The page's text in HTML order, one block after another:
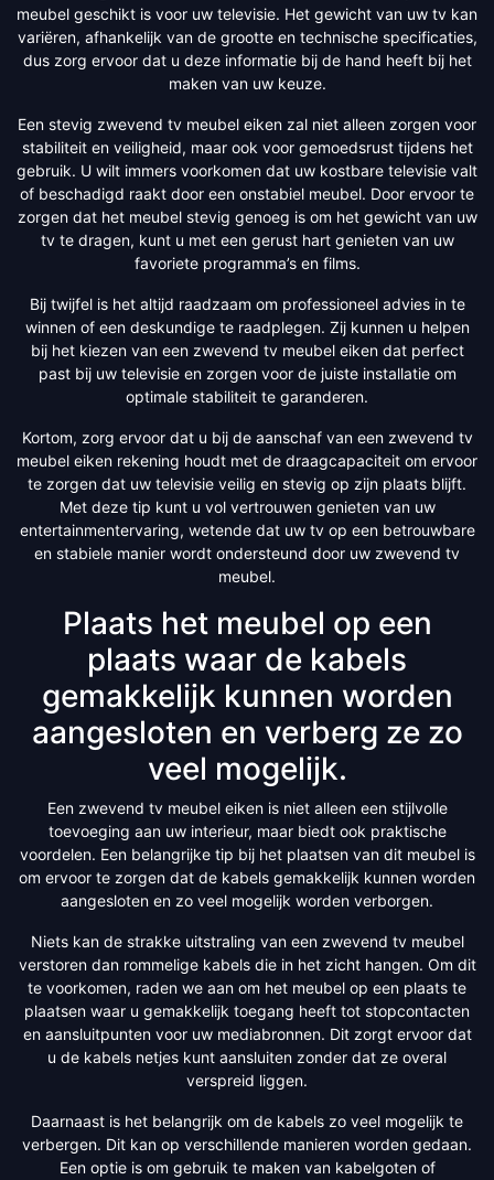
meubel geschikt is voor uw televisie. Het gewicht van uw tv kan
variëren, afhankelijk van de grootte en technische specificaties,
dus zorg ervoor dat u deze informatie bij de hand heeft bij het
maken van uw keuze.
Een stevig zwevend tv meubel eiken zal niet alleen zorgen voor
stabiliteit en veiligheid, maar ook voor gemoedsrust tijdens het
gebruik. U wilt immers voorkomen dat uw kostbare televisie valt
of beschadigd raakt door een onstabiel meubel. Door ervoor te
zorgen dat het meubel stevig genoeg is om het gewicht van uw
tv te dragen, kunt u met een gerust hart genieten van uw
favoriete programma’s en films.
Bij twijfel is het altijd raadzaam om professioneel advies in te
winnen of een deskundige te raadplegen. Zij kunnen u helpen
bij het kiezen van een zwevend tv meubel eiken dat perfect
past bij uw televisie en zorgen voor de juiste installatie om
optimale stabiliteit te garanderen.
Kortom, zorg ervoor dat u bij de aanschaf van een zwevend tv
meubel eiken rekening houdt met de draagcapaciteit om ervoor
te zorgen dat uw televisie veilig en stevig op zijn plaats blijft.
Met deze tip kunt u vol vertrouwen genieten van uw
entertainmentervaring, wetende dat uw tv op een betrouwbare
en stabiele manier wordt ondersteund door uw zwevend tv
meubel.
Plaats het meubel op een
plaats waar de kabels
gemakkelijk kunnen worden
aangesloten en verberg ze zo
veel mogelijk.
Een zwevend tv meubel eiken is niet alleen een stijlvolle
toevoeging aan uw interieur, maar biedt ook praktische
voordelen. Een belangrijke tip bij het plaatsen van dit meubel is
om ervoor te zorgen dat de kabels gemakkelijk kunnen worden
aangesloten en zo veel mogelijk worden verborgen.
Niets kan de strakke uitstraling van een zwevend tv meubel
verstoren dan rommelige kabels die in het zicht hangen. Om dit
te voorkomen, raden we aan om het meubel op een plaats te
plaatsen waar u gemakkelijk toegang heeft tot stopcontacten
en aansluitpunten voor uw mediabronnen. Dit zorgt ervoor dat
u de kabels netjes kunt aansluiten zonder dat ze overal
verspreid liggen.
Daarnaast is het belangrijk om de kabels zo veel mogelijk te
verbergen. Dit kan op verschillende manieren worden gedaan.
Een optie is om gebruik te maken van kabelgoten of